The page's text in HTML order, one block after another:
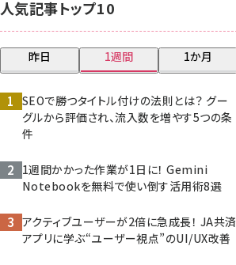
人気記事トップ10
昨日 1週間 1か月
SEOで勝つタイトル付けの法則とは？ グー
グルから評価され、流入数を増やす5つの条
件
1週間かかった作業が1日に！ Gemini
Notebookを無料で使い倒す活用術8選
アクティブユーザーが2倍に急成長！ JA共済
アプリに学ぶ“ユーザー視点”のUI/UX改善